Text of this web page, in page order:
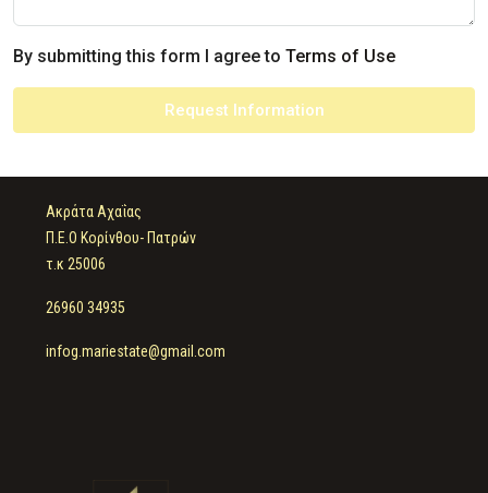
By submitting this form I agree to Terms of Use
Request Information
Ακράτα Αχαΐας
Π.Ε.Ο Κορίνθου- Πατρών
τ.κ 25006
26960 34935
infog.mariestate@gmail.com